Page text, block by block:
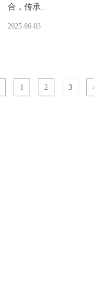
合，传承..
2025-06-03
1 2 3